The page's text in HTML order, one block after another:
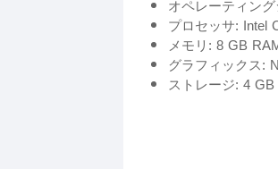
オペレーティン
プロセッサ: Intel
メモリ: 8 GB
グラフィックス:
ストレージ: 4